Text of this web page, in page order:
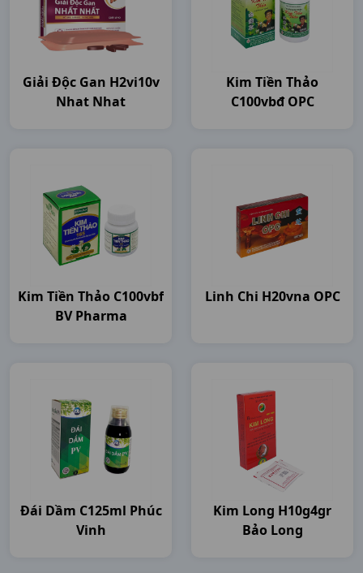
Giải Độc Gan H2vi10v
Nhat Nhat
Kim Tiền Thảo
C100vbđ OPC
Kim Tiền Thảo C100vbf
BV Pharma
Linh Chi H20vna OPC
Đái Dầm C125ml Phúc
Vinh
Kim Long H10g4gr
Bảo Long